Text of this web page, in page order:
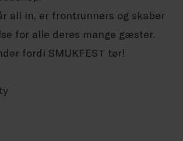
all in, er frontrunners og skaber
for alle deres mange gæster.
fordi SMUKFEST tør!